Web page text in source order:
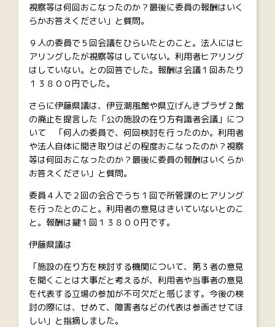
視察等は何回おこなったのか？最後に委員の報酬はいく
らかお答えください」と質問。
９人の委員で５回会議をひらいたとのこと。法人にはヒ
アリングしたが視察等はしていない。利用者ヒアリング
はしていない。との回答でした。報酬は会議１回あたり
１３８００円でした。
さらに伊藤県議は、伊豆潮風館や県立げんきプラザ２館
の廃止を提言した「公の施設の在り方有識者会議」につ
いて 「何人の委員で、何回検討を行ったのか。利用者
や法人自体に聞き取りはどの程度おこなったのか？視察
等は何回おこなったのか？最後に委員の報酬はいくらか
お答えください」と質問。
委員４人で２回の会合でうち１回で所管課のヒアリング
を行ったとのこと。利用者の意見はきいていないとのこ
と。報酬は鍵１回１３８００円です。
伊藤県議は
「施設の在り方を検討する機関について、第３者の意見
を聞くことは大事だと考えるが、利用者や当事者の意見
を代表する立場の参加が不可欠だと感じます。今後の検
討の際には、せめて、障害者などの代表は参画させてほ
しい」と指摘しました。